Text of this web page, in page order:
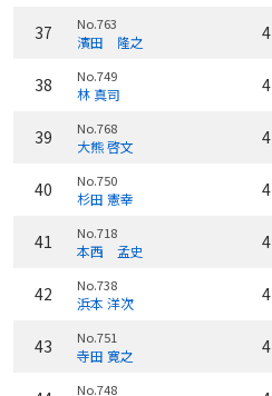
37 No.763
濱田 隆之 4
38 No.749
林 真司 4
39 No.768
大熊 啓文 4
40 No.750
杉田 憲幸 4
41 No.718
本西 孟史 4
42 No.738
浜本 洋次 4
43 No.751
寺田 寛之 4
No.748